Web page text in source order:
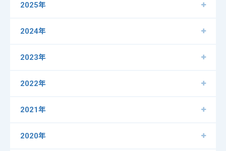
2025年
2024年
2023年
2022年
2021年
2020年